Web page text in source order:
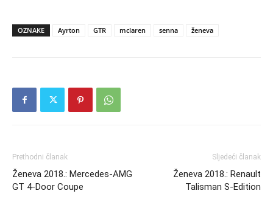
OZNAKE Ayrton GTR mclaren senna ženeva
Prethodni članak
Ženeva 2018.: Mercedes-AMG
GT 4-Door Coupe
Sljedeći članak
Ženeva 2018.: Renault
Talisman S-Edition